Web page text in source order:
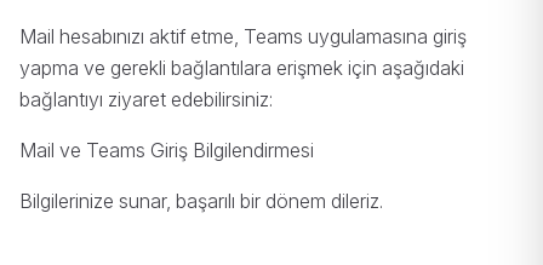
Mail hesabınızı aktif etme, Teams uygulamasına giriş
yapma ve gerekli bağlantılara erişmek için aşağıdaki
bağlantıyı ziyaret edebilirsiniz:
Mail ve Teams Giriş Bilgilendirmesi
Bilgilerinize sunar, başarılı bir dönem dileriz.